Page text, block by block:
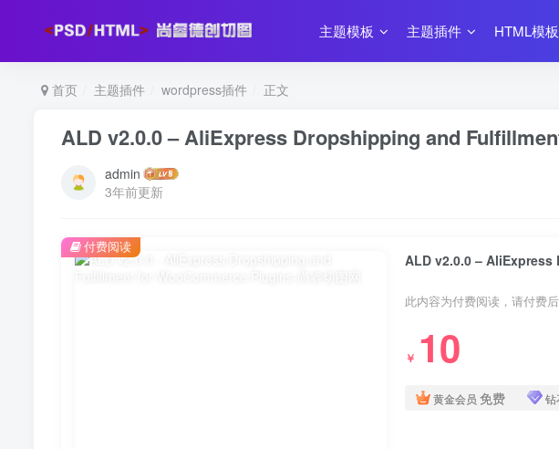
主题模板 主题插件 HTML模板
首页 主题插件 wordpress插件 正文
ALD v2.0.0 – AliExpress Dropshipping and
admin
3年前更新
此内容为付费阅读，请付费
￥ 10
黄金会员 免费 钻
付费阅读